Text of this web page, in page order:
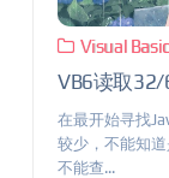
Visual Basic
VB6读取32/
在最开始寻找
较少，不能知
不能查...